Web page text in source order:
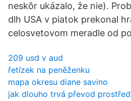
neskôr ukázalo, že nie).
dlh USA v piatok prekonal
celosvetovom meradle od
209 usd v aud
řetízek na peněženku
mapa okresu diane savino
jak dlouho trvá převod